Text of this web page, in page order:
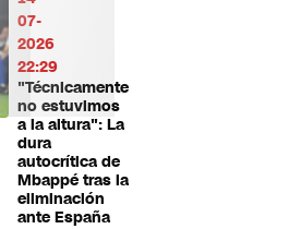
07-
2026
22:29
"Técnicamente
no estuvimos
a la altura": La
dura
autocrítica de
Mbappé tras la
eliminación
ante España